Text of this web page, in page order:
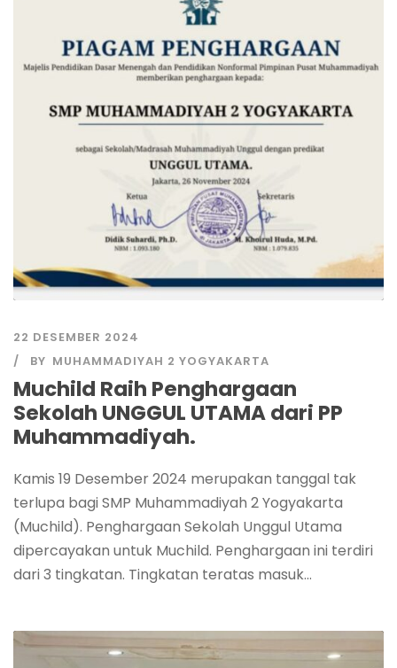
22 DESEMBER 2024
BY MUHAMMADIYAH 2 YOGYAKARTA
Muchild Raih Penghargaan
Sekolah UNGGUL UTAMA dari PP
Muhammadiyah.
Kamis 19 Desember 2024 merupakan tanggal tak
terlupa bagi SMP Muhammadiyah 2 Yogyakarta
(Muchild). Penghargaan Sekolah Unggul Utama
dipercayakan untuk Muchild. Penghargaan ini terdiri
dari 3 tingkatan. Tingkatan teratas masuk...